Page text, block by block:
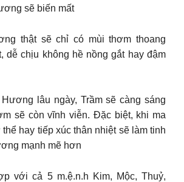
sẽ biến mất
thật sẽ chỉ có mùi thơm thoang
dễ chịu không hề nồng gắt hay đậm
lâu ngày, Trầm sẽ càng sáng
sẽ còn vĩnh viễn. Đặc biệt, khi ma
hay tiếp xúc thân nhiệt sẽ làm tinh
mạnh mẽ hơn
với cả 5 m.ệ.n.h Kim, Mộc, Thuỷ,